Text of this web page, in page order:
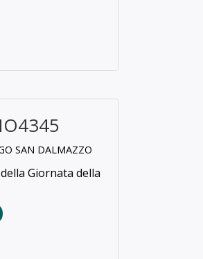
SAN DALMAZZO
Giornata della